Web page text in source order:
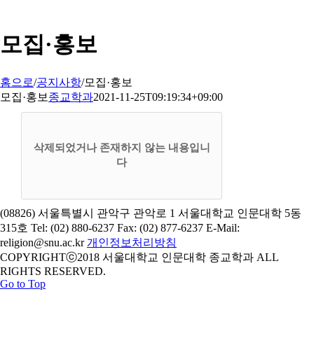
모집·홍보
홈으로/공지사항/모집·홍보
모집·홍보 종교학과2021-11-25T09:19:34+09:00
삭제되었거나 존재하지 않는 내용입니
다
(08826) 서울특별시 관악구 관악로 1 서울대학교 인문대학 5동
315호 Tel: (02) 880-6237 Fax: (02) 877-6237 E-Mail:
religion@snu.ac.kr개인정보처리방침
COPYRIGHTⓒ2018 서울대학교 인문대학 종교학과 ALL
RIGHTS RESERVED.
Go to Top